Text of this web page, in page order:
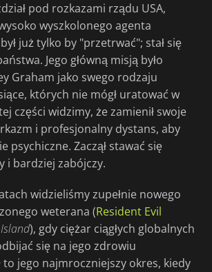
pod rozkazami rządu USA,
wyszkolonego agenta
już tylko by "przetrwać"; stał się
Jego główną misją było
Graham jako swego rodzaju
których nie mógł uratować w
części widzimy, że zamienił swoje
i profesjonalny dystans, aby
psychiczne. Zaczął stawać się
i bardziej zabójczy.
widzieliśmy zupełnie nowego
weterana (Resident Evil
), gdy ciężar ciągłych globalnych
się na jego zdrowiu
to jego najmroczniejszy okres, kiedy